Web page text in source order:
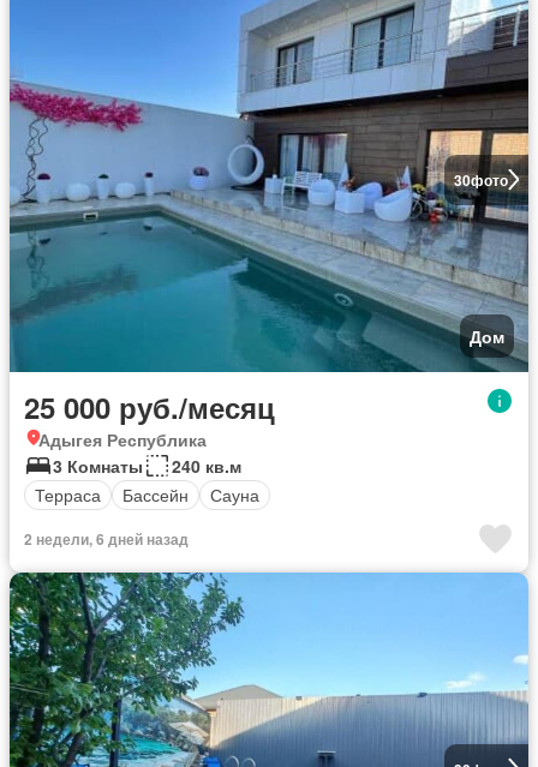
30фото
Дом
25 000 руб./месяц
Адыгея Республика
3 Комнаты
240 кв.м
Терраса
Бассейн Сауна
2 недели, 6 дней назад